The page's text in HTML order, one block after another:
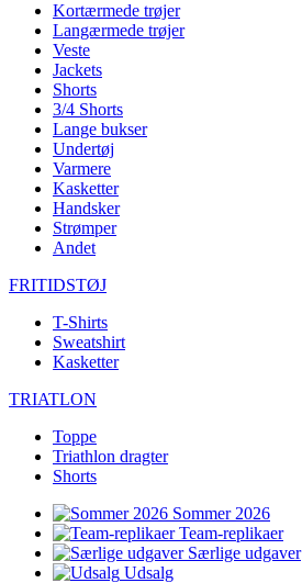
Kortærmede trøjer
Langærmede trøjer
Veste
Jackets
Shorts
3/4 Shorts
Lange bukser
Undertøj
Varmere
Kasketter
Handsker
Strømper
Andet
FRITIDSTØJ
T-Shirts
Sweatshirt
Kasketter
TRIATLON
Toppe
Triathlon dragter
Shorts
Sommer 2026
Team-replikaer
Særlige udgaver
Udsalg